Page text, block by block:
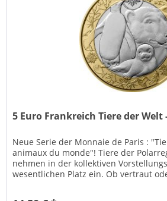
5 Euro Frankreich Tiere der Welt
Neue Serie der Monnaie de Paris :
animaux du monde"! Tiere der
nehmen in der kollektiven
wesentlichen Platz ein. Ob vertraut